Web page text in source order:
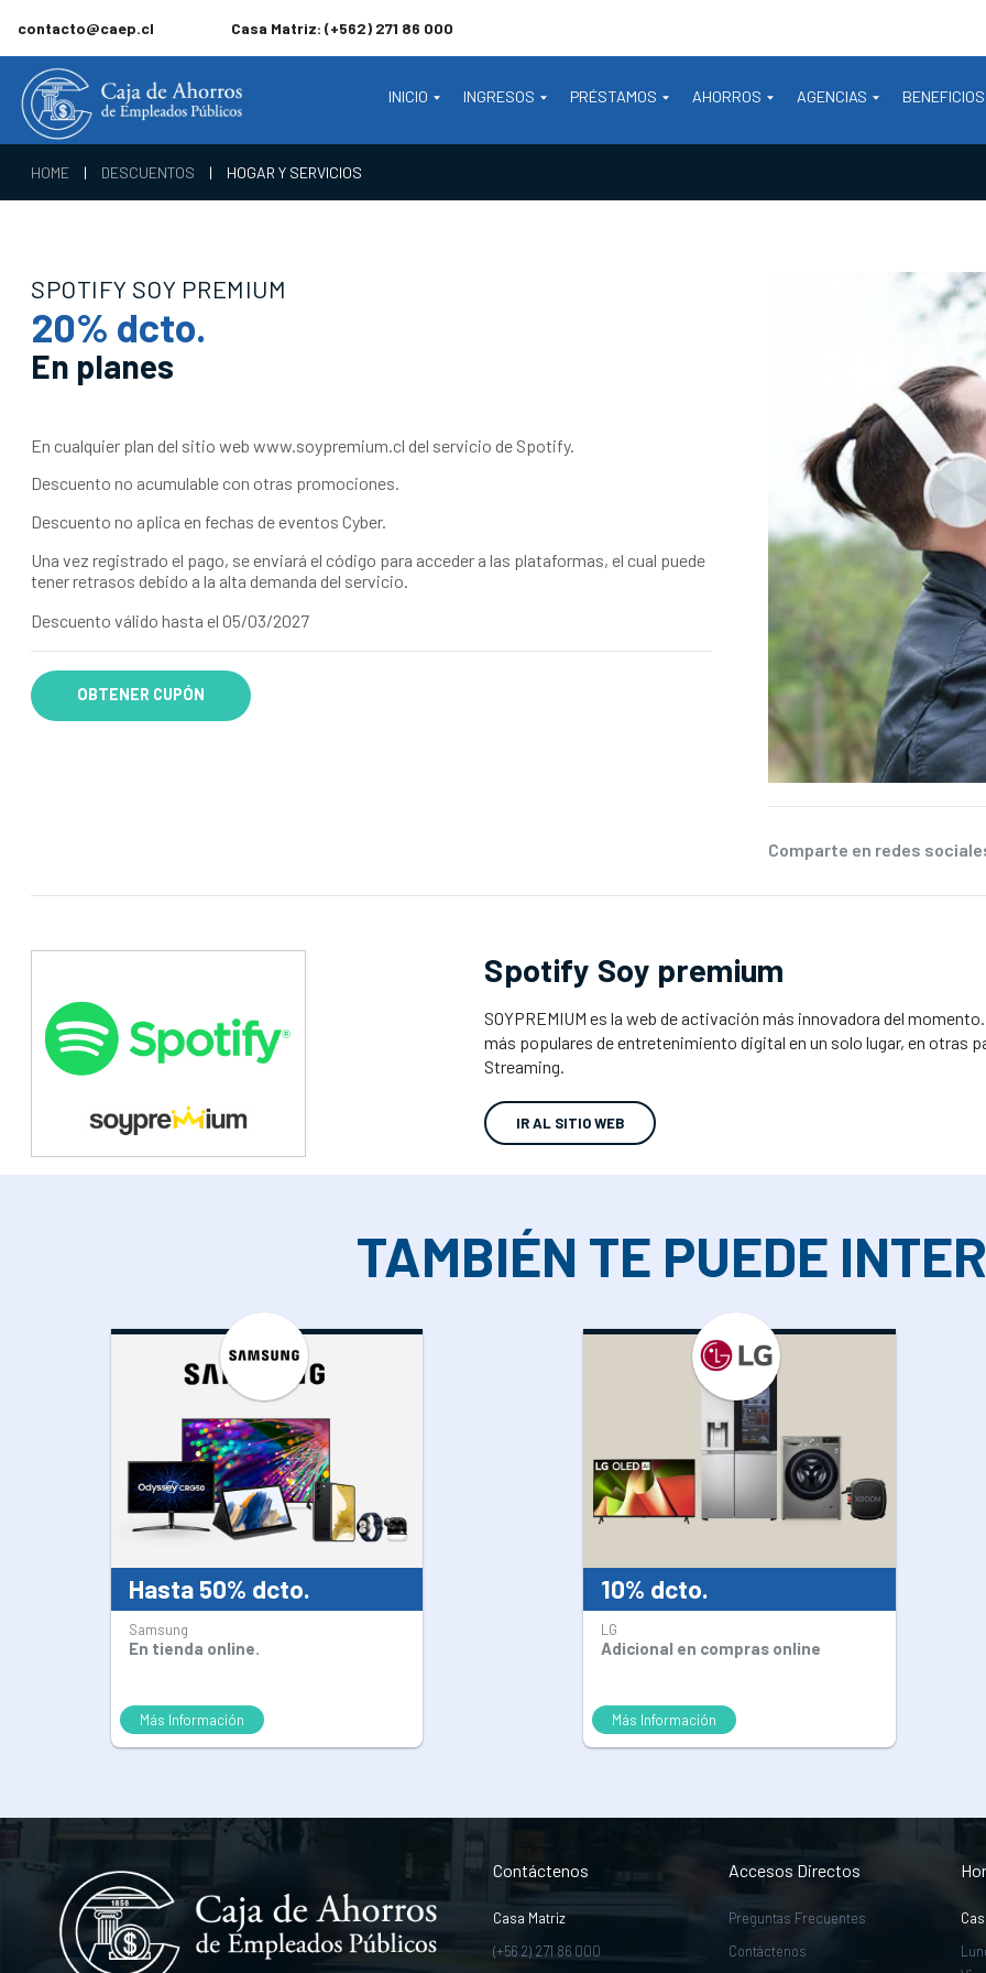
contacto@caep.cl Casa Matriz: (+562) 271 86 000
INICIO INGRESOS PRÉSTAMOS AHORROS AGENCIAS BENEFICIOS
HOME | DESCUENTOS | HOGAR Y SERVICIOS
SPOTIFY SOY PREMIUM
20% dcto.
En planes
En cualquier plan del sitio web www.soypremium.cl del servicio de Spotify.
Descuento no acumulable con otras promociones.
Descuento no aplica en fechas de eventos Cyber.
Una vez registrado el pago, se enviará el código para acceder a las plataformas, el cual puede
tener retrasos debido a la alta demanda del servicio.
Descuento válido hasta el 05/03/2027
OBTENER CUPÓN
Comparte en redes
Spotify Soy premium
SOYPREMIUM es la web de activación más innovadora del
más populares de entretenimiento digital en un solo lugar, en otras
Streaming.
IR AL SITIO WEB
TAMBIÉN TE PUEDE
Hasta 50% dcto.
Samsung
En tienda online.
Más Información
10% dcto.
LG
Adicional en compras online
Más Información
Contáctenos
Casa Matriz
(+56 2) 271 86 000
Accesos Directos
Preguntas Frecuentes
Contáctenos